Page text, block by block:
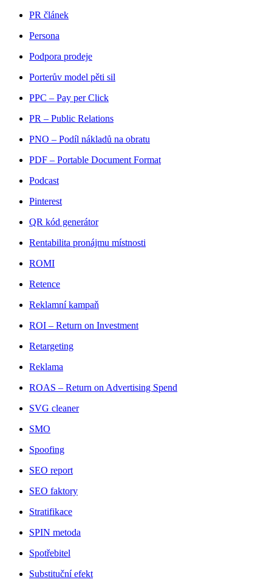
PR článek
Persona
Podpora prodeje
Porterův model pěti sil
PPC – Pay per Click
PR – Public Relations
PNO – Podíl nákladů na obratu
PDF – Portable Document Format
Podcast
Pinterest
QR kód generátor
Rentabilita pronájmu místnosti
ROMI
Retence
Reklamní kampaň
ROI – Return on Investment
Retargeting
Reklama
ROAS – Return on Advertising Spend
SVG cleaner
SMO
Spoofing
SEO report
SEO faktory
Stratifikace
SPIN metoda
Spotřebitel
Substituční efekt